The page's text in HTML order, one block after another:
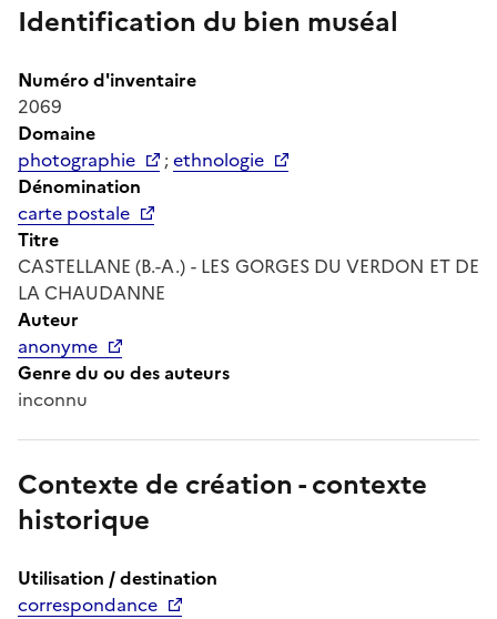
Identification du bien muséal
Numéro d'inventaire
2069
Domaine
photographie
;ethnologie
Dénomination
carte postale
Titre
CASTELLANE (B.-A.) - LES GORGES DU VERDON ET DE
LA CHAUDANNE
Auteur
anonyme
Genre du ou des auteurs
inconnu
Contexte de création - contexte
historique
Utilisation / destination
correspondance